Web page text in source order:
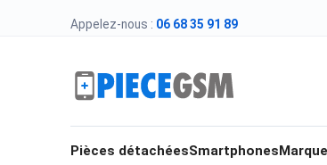
Appelez-nous : 06 68 35 91 89
Pièces détachéesSmartphones